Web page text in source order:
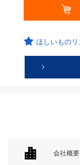
ほしいもの
会社概要